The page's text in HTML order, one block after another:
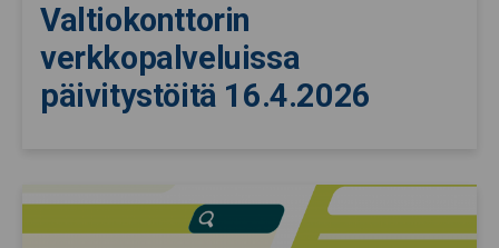
Valtiokonttorin
verkkopalveluissa
päivitystöitä 16.4.2026